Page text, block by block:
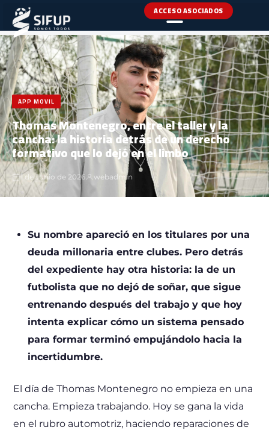
ACCESO ASOCIADOS
INICIO›NOTICIAS
APP MOVIL
Thomas Montenegro, entre el taller y la
cancha: la historia detrás de un derecho
formativo que lo dejó en el limbo
1 de Junio de 2026 webadmin
Su nombre apareció en los titulares por una
deuda millonaria entre clubes. Pero detrás
del expediente hay otra historia: la de un
futbolista que no dejó de soñar, que sigue
entrenando después del trabajo y que hoy
intenta explicar cómo un sistema pensado
para formar terminó empujándolo hacia la
incertidumbre.
El día de Thomas Montenegro no empieza en una
cancha. Empieza trabajando. Hoy se gana la vida
en el rubro automotriz, haciendo reparaciones de